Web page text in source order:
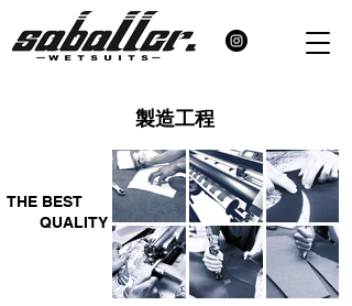
​製造工程
​THE BEST
​QUALITY